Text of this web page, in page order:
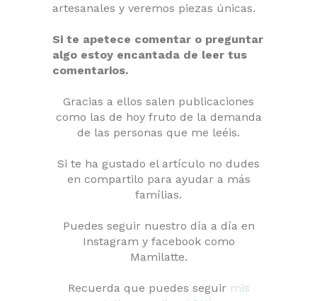
artesanales y veremos piezas únicas.
Si te apetece comentar o preguntar
algo estoy encantada de leer tus
comentarios.
Gracias a ellos salen publicaciones
como las de hoy fruto de la demanda
de las personas que me leéis.
Si te ha gustado el artículo no dudes
en compartilo para ayudar a más
famílias.
Puedes seguir nuestro día a día en
Instagram y facebook como
Mamilatte.
Recuerda que puedes seguir mis